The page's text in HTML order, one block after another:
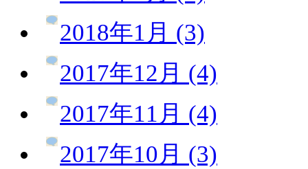
2018年1月 (3)
2017年12月 (4)
2017年11月 (4)
2017年10月 (3)